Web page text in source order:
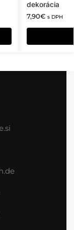
dekorácia
7,90€ s DPH